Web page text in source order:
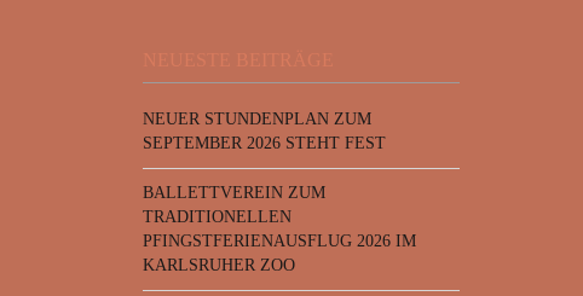
NEUESTE BEITRÄGE
NEUER STUNDENPLAN ZUM
SEPTEMBER 2026 STEHT FEST
BALLETTVEREIN ZUM
TRADITIONELLEN
PFINGSTFERIENAUSFLUG 2026 IM
KARLSRUHER ZOO